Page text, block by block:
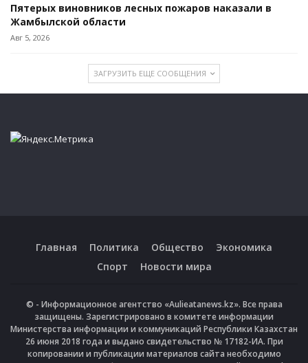
Пятерых виновников лесных пожаров наказали в
Жамбылской области
Авг 5, 2026
ЗАГРУЗИТЬ ЕЩЕ СООБЩЕНИЯ
Главная Политика Общество
Экономика
Спорт
Новости мира
© - Информационное агентство «Aulieatanews.kz». Все права
защищены. Зарегистрировано в комитете информации
Министерства информации и коммуникаций Республики Казахстан
26 июня 2018 года и выдано свидетельство № 17182-ИА. При
копировании и публикации материалов сайта необходимо